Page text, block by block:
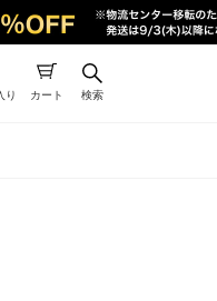
り カート 検索